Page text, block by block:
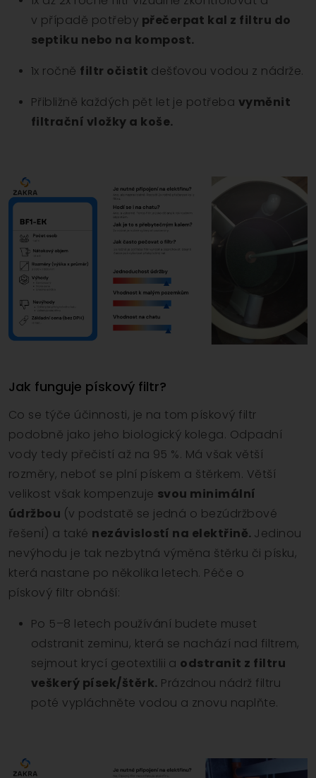
v případě potřeby přečerpat kal z filtru do
septiku nebo na kompost.
1x ročně filtr očistit dešťovou vodou z nádrže.
Přibližně každých pět let je potřeba vyměnit
filtrační vložky a koše.
Jak funguje pískový filtr?
Co se týče účinnosti, je na tom pískový filtr
podobně jako jeho biologický kolega. Odpadní
vody tedy přečistí až na 95 %. Má však větší
rozměry, neboť se plní pískem a štěrkem. Větší
velikost však kompenzuje svou minimální
údržbou (v podstatě se jedná o bezúdržbové
řešení) a také nezávislostí na elektřině. Jedinou
nevýhodu je tak nezbytná výměna štěrku či písku,
která nastane po několika letech. Péče o
pískový filtr obnáší:
Po 5–8 letech používání budete muset
odstranit zeminu, která se nachází nad filtrem,
sejmout krycí geotextilii a odstranit z filtru
veškerý písek/štěrk. Prázdnou nádrž filtru
poté vypláchněte vodou a znovu naplňte.